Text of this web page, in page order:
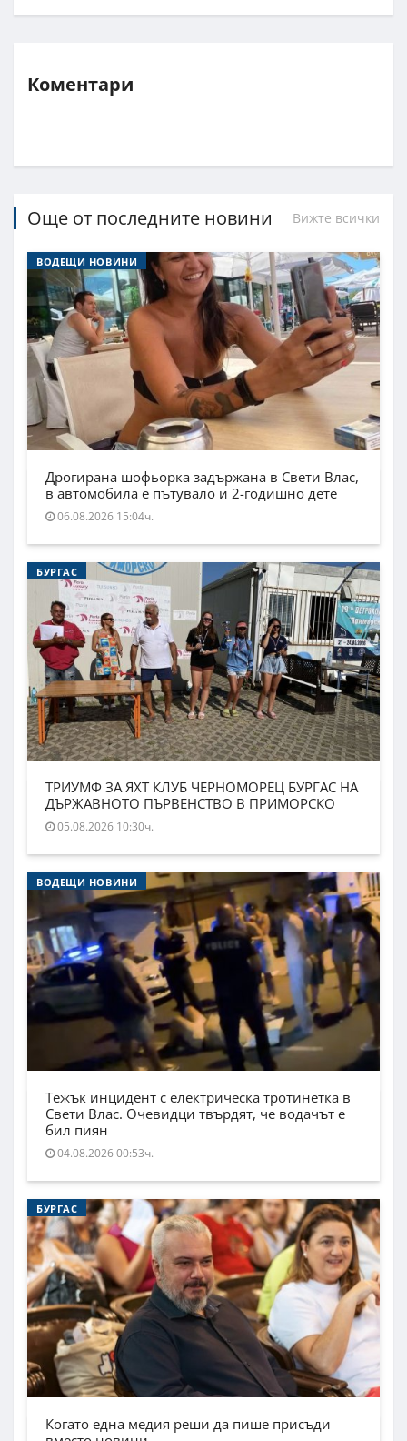
Коментари
Още от последните новини Вижте всички
ВОДЕЩИ НОВИНИ
Дрогирана шофьорка задържана в Свети Влас,
в автомобила е пътувало и 2-годишно дете
06.08.2026 15:04ч.
БУРГАС
ТРИУМФ ЗА ЯХТ КЛУБ ЧЕРНОМОРЕЦ БУРГАС НА
ДЪРЖАВНОТО ПЪРВЕНСТВО В ПРИМОРСКО
05.08.2026 10:30ч.
ВОДЕЩИ НОВИНИ
Тежък инцидент с електрическа тротинетка в
Свети Влас. Очевидци твърдят, че водачът е
бил пиян
04.08.2026 00:53ч.
БУРГАС
Когато една медия реши да пише присъди